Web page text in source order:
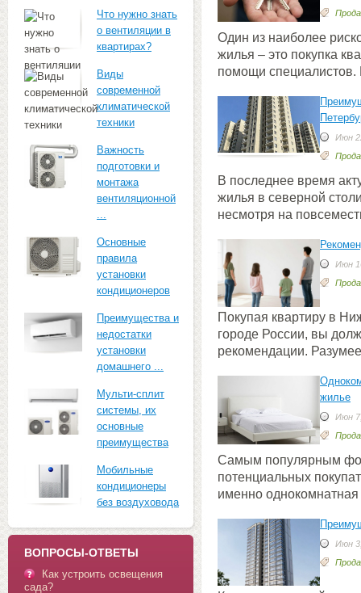
Что нужно знать
о вентиляции в
квартирах?
Виды
современной
климатической
техники
Важность
подготовки и
монтажа
вентиляционной
...
Основные
правила
установки
кондиционеров
Преимущества и
недостатки
установки
домашнего ...
Мульти-сплит
системы, их
основные
преимущества
Мобильные
кондиционеры
без воздуховода
ВОПРОСЫ-ОТВЕТЫ
Как устроить освещения
сада?
Один из наиболее
жилья – это покупка
помощи специалистов.
Июн
В последнее время
жилья в северной
несмотря на
Июн
Покупая квартиру в
городе России, вы
рекомендации.
жилье
Июн
Самым популярным
потенциальных
именно
Июн